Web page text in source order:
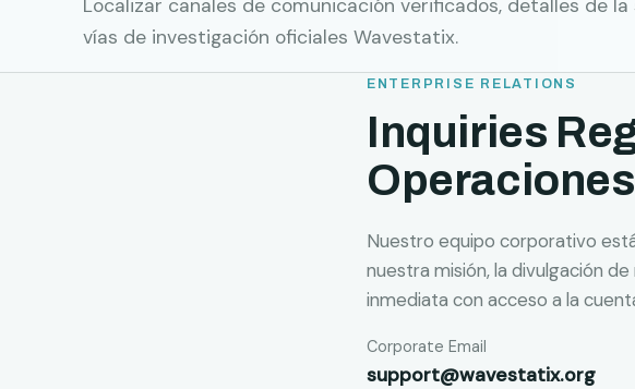
Localizar canales de comunicación verificados, detalles de
vías de investigación oficiales Wavestatix.
ENTERPRISE RELATIONS
Inquiries
Operaciones
Nuestro equipo corporativo
nuestra misión, la divulgación
inmediata con acceso a la
Corporate Email
support@wavestatix.org